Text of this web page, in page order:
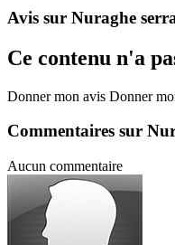
Avis sur Nuraghe
Ce contenu n'a
Donner mon avis Donner
Commentaires sur
Aucun commentaire